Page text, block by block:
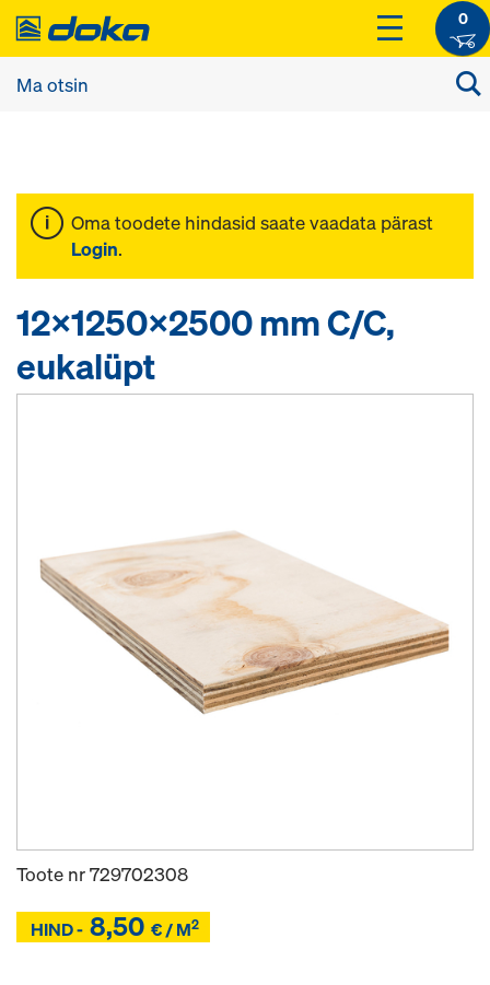
0
Oma toodete hindasid saate vaadata pärast
Login.
12x1250x2500 mm C/C,
eukalüpt
Toote nr729702308
HIND - 8,50 € / M2